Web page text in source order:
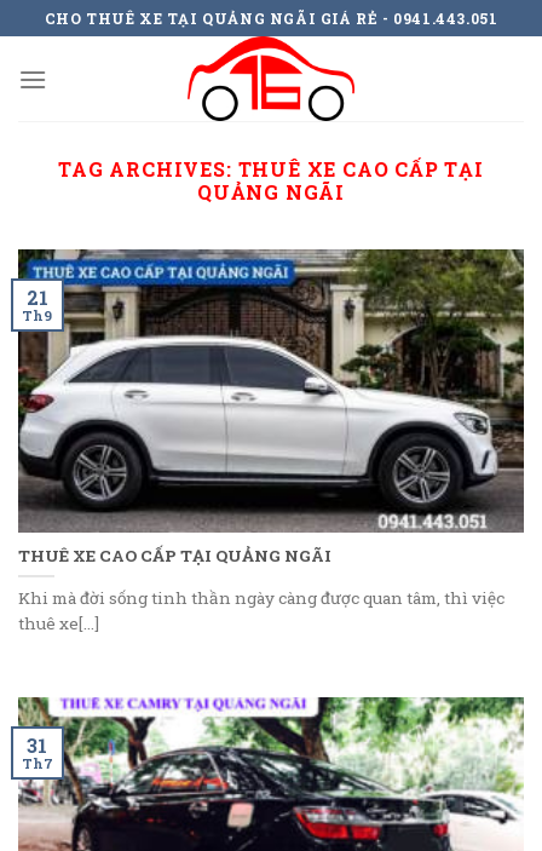
to
content
CHO THUÊ XE TẠI QUẢNG NGÃI GIÁ RẺ - 0941.443.051
TAG ARCHIVES: THUÊ XE CAO CẤP TẠI
QUẢNG NGÃI
THUÊ XE CAO CẤP TẠI QUẢNG NGÃI
Khi mà đời sống tinh thần ngày càng được quan tâm, thì việc
thuê xe[...]
21
Th9
31
Th7